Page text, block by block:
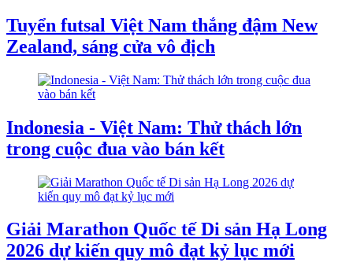
Tuyển futsal Việt Nam thắng đậm New
Zealand, sáng cửa vô địch
Indonesia - Việt Nam: Thử thách lớn
trong cuộc đua vào bán kết
Giải Marathon Quốc tế Di sản Hạ Long
2026 dự kiến quy mô đạt kỷ lục mới